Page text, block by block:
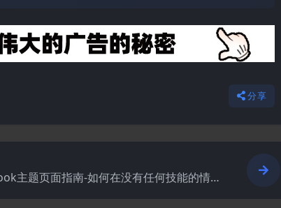
分享
主题页面指南-如何在没有任何技能的情况
上每月赚取 5,000 美元.PDF